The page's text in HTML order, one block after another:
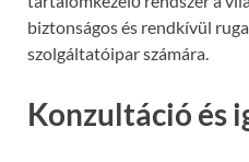
biztonságos és rendkívül
szolgáltatóipar számára.
Konzultáció és